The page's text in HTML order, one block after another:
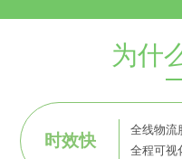
为什
时效快
全线物流
全程可视